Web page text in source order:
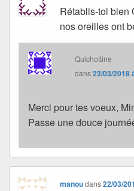
Rétablis-toi bien
nos oreilles ont
Quichottine
dans23/03/2018
Merci pour tes voeux,
Passe une douce
manoudans22/03/